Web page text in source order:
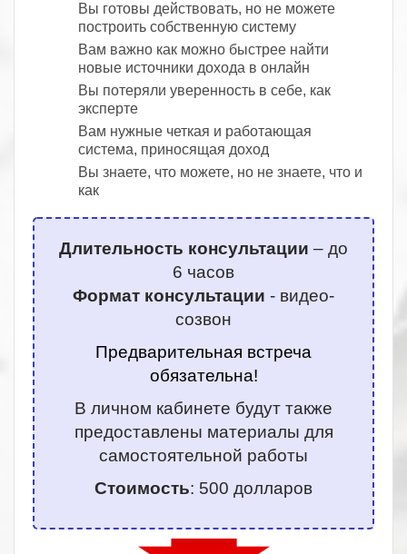
Вы готовы действовать, но не можете
построить собственную систему
Вам важно как можно быстрее найти
новые источники дохода в онлайн
Вы потеряли уверенность в себе, как
эксперте
Вам нужные четкая и работающая
система, приносящая доход
Вы знаете, что можете, но не знаете, что и
как
Длительность консультации – до
6 часов
Формат консультации - видео-
созвон
Предварительная встреча
обязательна!
В личном кабинете будут также
предоставлены материалы для
самостоятельной работы
Стоимость: 500 долларов